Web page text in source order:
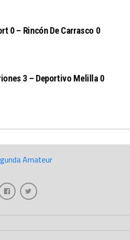
0 – Rincón De Carrasco 0
3 – Deportivo Melilla 0